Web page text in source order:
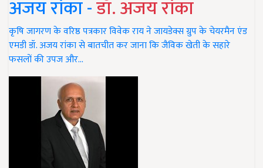
अजय रांका -डॉ. अजय रांका
कृषि जागरण के वरिष्ठ पत्रकार विवेक राय ने जायडेक्स ग्रुप के चेयरमैन एंड
एमडी डॉ. अजय रांका से बातचीत कर जाना कि जैविक खेती के सहारे
फसलों की उपज और…